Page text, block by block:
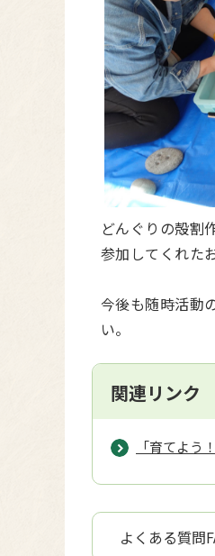
どんぐりの殻割
参加してくれた
今後も随時活動
い。
関連リンク
「育てよ
よくある質問